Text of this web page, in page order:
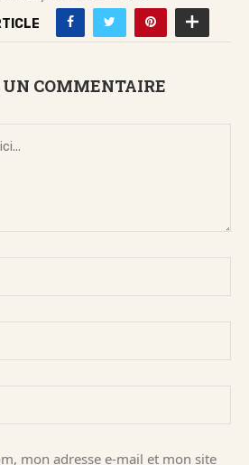
COMMENTAIRE
mon adresse e-mail et mon site